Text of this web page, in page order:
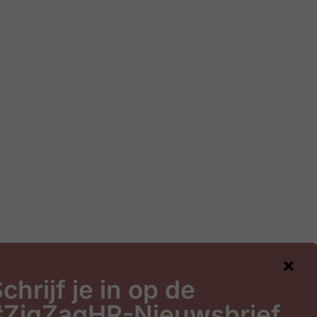
je in op de